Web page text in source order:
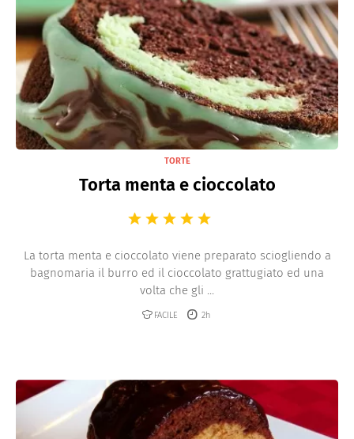
TORTE
Torta menta e cioccolato
La torta menta e cioccolato viene preparato sciogliendo a
bagnomaria il burro ed il cioccolato grattugiato ed una
volta che gli ...
FACILE 2h